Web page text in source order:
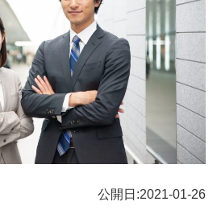
公開日:2021-01-26